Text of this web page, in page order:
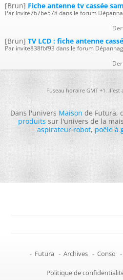
[Brun] Fiche antenne tv cassée
Par invite767be578 dans le forum
[Brun] TV LCD : fiche antenne
Par invite838fbf93 dans le forum
Fuseau horaire GMT +1. Il
Dans l'universMaisonde Futura,
produitssur l'univers de la
aspirateur robot,poêle à
- Futura - Archives - Conso -
Politique de